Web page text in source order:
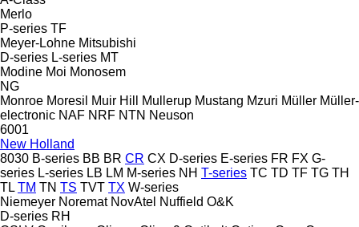
Merlo
P-series TF
Meyer-Lohne Mitsubishi
D-series L-series MT
Modine Moi Monosem
NG
Monroe Moresil Muir Hill Mullerup Mustang Mzuri Müller Müller-
electronic NAF NRF NTN Neuson
6001
New Holland
8030 B-series BB BR CR CX D-series E-series FR FX G-
series L-series LB LM M-series NH T-series TC TD TF TG TH
TL TM TN TS TVT TX W-series
Niemeyer Noremat NovAtel Nuffield O&K
D-series RH